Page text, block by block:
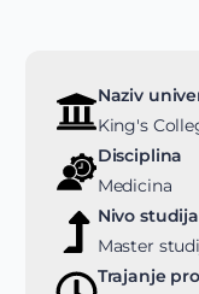
Naziv
King's
Disciplina
Medicina
Nivo studija
Master
Trajanje